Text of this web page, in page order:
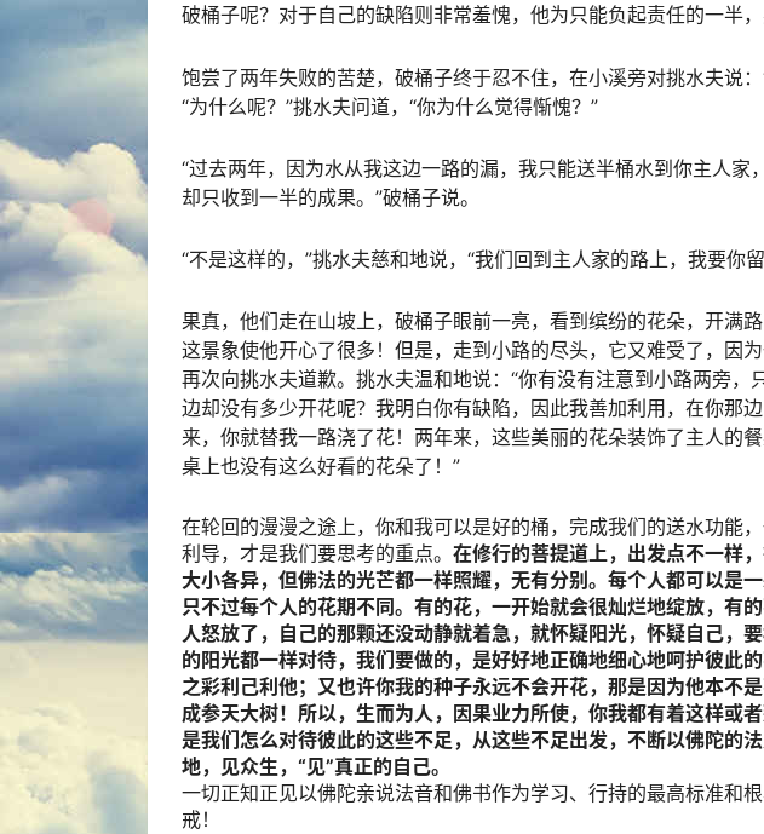
破桶子呢？对于自己的缺陷则非常羞愧，他为只能负起责任的一半，
饱尝了两年失败的苦楚，破桶子终于忍不住，在小溪旁对挑水夫说
“为什么呢？”挑水夫问道，“你为什么觉得惭愧？”
“过去两年，因为水从我这边一路的漏，我只能送半桶水到你主人家
却只收到一半的成果。”破桶子说。
“不是这样的，”挑水夫慈和地说，“我们回到主人家的路上，我要你
果真，他们走在山坡上，破桶子眼前一亮，看到缤纷的花朵，开满
这景象使他开心了很多！但是，走到小路的尽头，它又难受了，因
再次向挑水夫道歉。挑水夫温和地说：“你有没有注意到小路两旁，
边却没有多少开花呢？我明白你有缺陷，因此我善加利用，在你那
来，你就替我一路浇了花！两年来，这些美丽的花朵装饰了主人的
桌上也没有这么好看的花朵了！”
在轮回的漫漫之途上，你和我可以是好的桶，完成我们的送水功能
利导，才是我们要思考的重点。 在修行的菩提道上，出发点不一样
大小各异，但佛法的光芒都一样照耀，无有分别。每个人都可以是
只不过每个人的花期不同。有的花，一开始就会很灿烂地绽放，有
人怒放了，自己的那颗还没动静就着急，就怀疑阳光，怀疑自己，
的阳光都一样对待，我们要做的，是好好地正确地细心地呵护彼此
之彩利己利他；又也许你我的种子永远不会开花，那是因为他本不
成参天大树！所以，生而为人，因果业力所使，你我都有着这样或
是我们怎么对待彼此的这些不足，从这些不足出发，不断以佛陀的
地，见众生，“见”真正的自己。
一切正知正见以佛陀亲说法音和佛书作为学习、行持的最高标准和
戒！